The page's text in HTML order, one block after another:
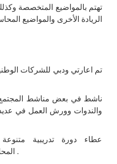
تهتم بالمواضيع المتخصصة
الريادة الأخرى والمواضيع
ناشط في بعض مناشط المجتمع
والندوات وورش العمل في
عطاء دورة تدريبية
المحاسبية واخرى خارج التخصص .